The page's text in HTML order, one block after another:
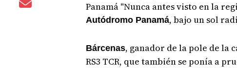
Panamá "Nunca antes visto en la
Autódromo Panamá, bajo un sol
Bárcenas, ganador de la pole de la
RS3 TCR, que también se ponía a